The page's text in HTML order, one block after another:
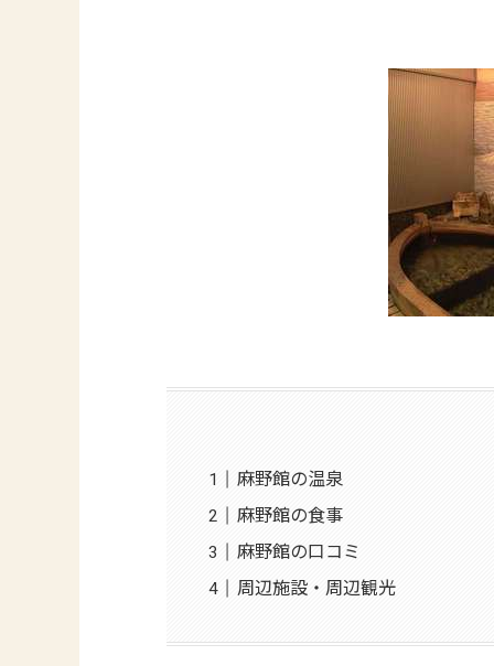
麻野館の温泉
麻野館の食事
麻野館の口コミ
周辺施設・周辺観光